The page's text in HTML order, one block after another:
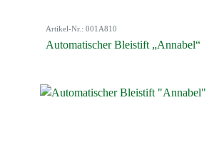
Artikel-Nr.: 001A810
Automatischer Bleistift „Annabel“